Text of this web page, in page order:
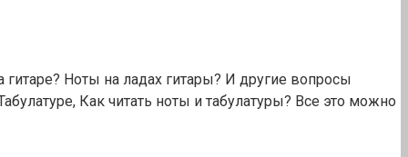
гитаре? Ноты на ладах гитары? И другие вопросы
Как читать ноты и табулатуры? Все это можно